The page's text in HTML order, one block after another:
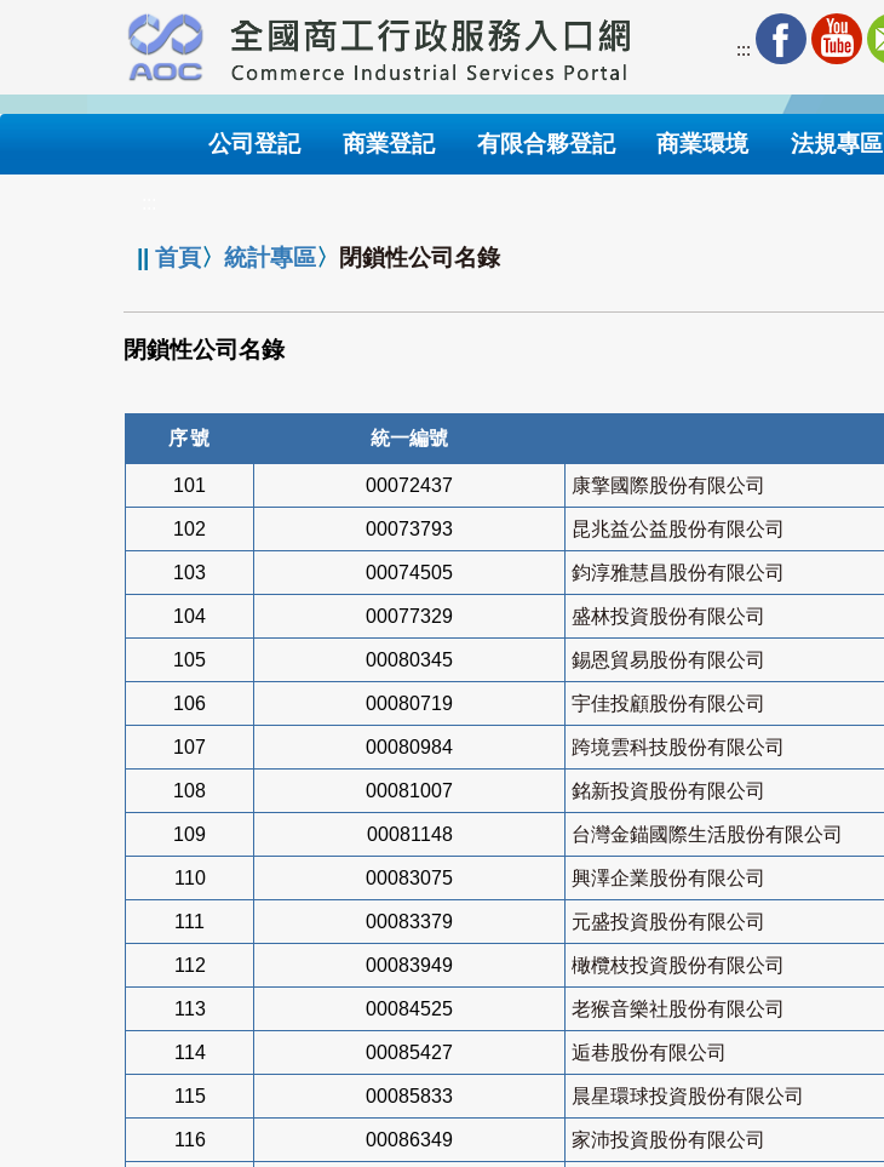
要
內
:::
公司登記 商業登記 有限合夥登記 商業環境 法規專區
||首頁〉統計專區〉 閉鎖性公司名錄
閉鎖性公司名錄
序號 統一編號
101 00072437 康擎國際股份有限公司
102 00073793 昆兆益公益股份有限公司
103 00074505 鈞淳雅慧昌股份有限公司
104 00077329 盛林投資股份有限公司
105 00080345 錫恩貿易股份有限公司
106 00080719 宇佳投顧股份有限公司
107 00080984 跨境雲科技股份有限公司
108 00081007 銘新投資股份有限公司
109 00081148 台灣金錨國際生活股份有限公司
110 00083075 興澤企業股份有限公司
111 00083379 元盛投資股份有限公司
112 00083949 橄欖枝投資股份有限公司
113 00084525 老猴音樂社股份有限公司
114 00085427 逅巷股份有限公司
115 00085833 晨星環球投資股份有限公司
116 00086349 家沛投資股份有限公司